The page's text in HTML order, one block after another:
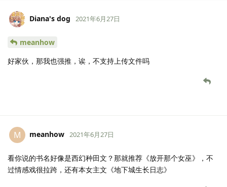
Diana's dog 2021年6月27日
meanhow
好家伙，那我也强推，诶，不支持上传文件吗
M meanhow 2021年6月27日
看你说的书名好像是西幻种田文？那就推荐《放开那个女巫》，不
过情感戏很拉跨，还有本女主文《地下城生长日志》